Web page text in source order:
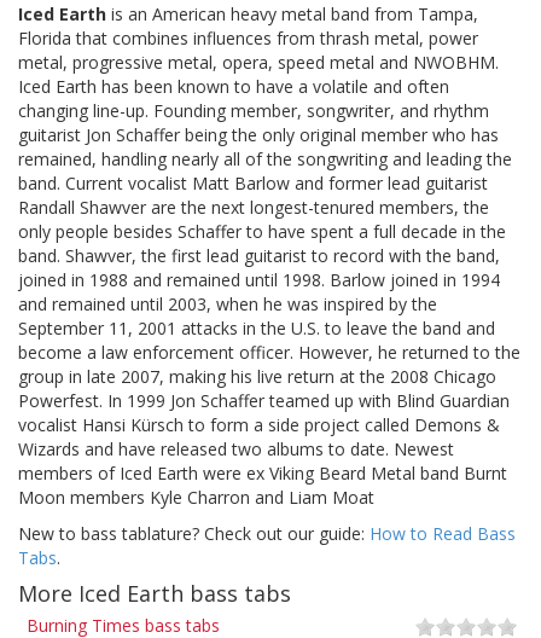
Iced Earth is an American heavy metal band from Tampa,
Florida that combines influences from thrash metal, power
metal, progressive metal, opera, speed metal and NWOBHM.
Iced Earth has been known to have a volatile and often
changing line-up. Founding member, songwriter, and rhythm
guitarist Jon Schaffer being the only original member who has
remained, handling nearly all of the songwriting and leading the
band. Current vocalist Matt Barlow and former lead guitarist
Randall Shawver are the next longest-tenured members, the
only people besides Schaffer to have spent a full decade in the
band. Shawver, the first lead guitarist to record with the band,
joined in 1988 and remained until 1998. Barlow joined in 1994
and remained until 2003, when he was inspired by the
September 11, 2001 attacks in the U.S. to leave the band and
become a law enforcement officer. However, he returned to the
group in late 2007, making his live return at the 2008 Chicago
Powerfest. In 1999 Jon Schaffer teamed up with Blind Guardian
vocalist Hansi Kürsch to form a side project called Demons &
Wizards and have released two albums to date. Newest
members of Iced Earth were ex Viking Beard Metal band Burnt
Moon members Kyle Charron and Liam Moat
New to bass tablature? Check out our guide: How to Read Bass
Tabs.
More Iced Earth bass tabs
Burning Times bass tabs